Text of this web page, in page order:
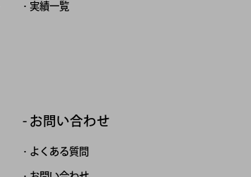
実績一覧
お問い合わせ
よくある質問